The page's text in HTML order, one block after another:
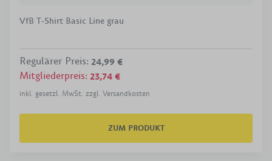
VfB T-Shirt Basic Line grau
Regulärer Preis: 24,99 €
Mitgliederpreis: 23,74 €
inkl. gesetzl. MwSt. zzgl. Versandkosten
ZUM PRODUKT